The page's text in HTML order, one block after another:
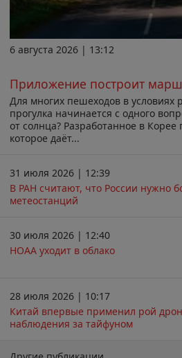
6 августа 2026 | 13:12
Приложение построит
Для многих пешеходов в
прогулка начинается с одного
от солнца? Разработанное в
которое даёт...
31 июля 2026 | 12:39
В РАН считают, что России нужно
метеостанций
30 июля 2026 | 12:40
НОАА уходит в облако
28 июля 2026 | 10:17
Китай впервые применил рой
наблюдения за тайфуном